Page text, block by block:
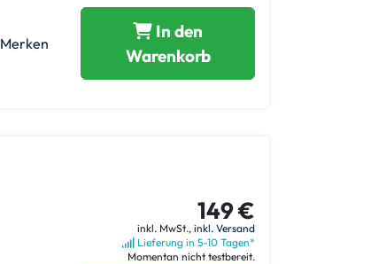
Merken
In den
Warenkorb
149 €
inkl. MwSt., inkl. Versand
Lieferung in 5-10 Tagen*
Momentan nicht testbereit.